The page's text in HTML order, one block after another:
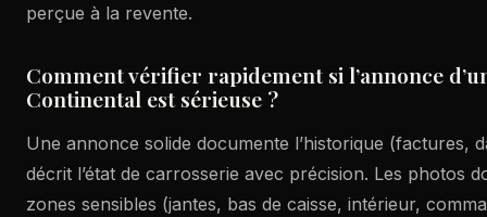
perçue à la revente.
Comment vérifier rapidement si l’annonce
Continental est sérieuse ?
Une annonce solide documente l’historique (factures,
décrit l’état de carrosserie avec précision. Les photos
zones sensibles (jantes, bas de caisse, intérieur,